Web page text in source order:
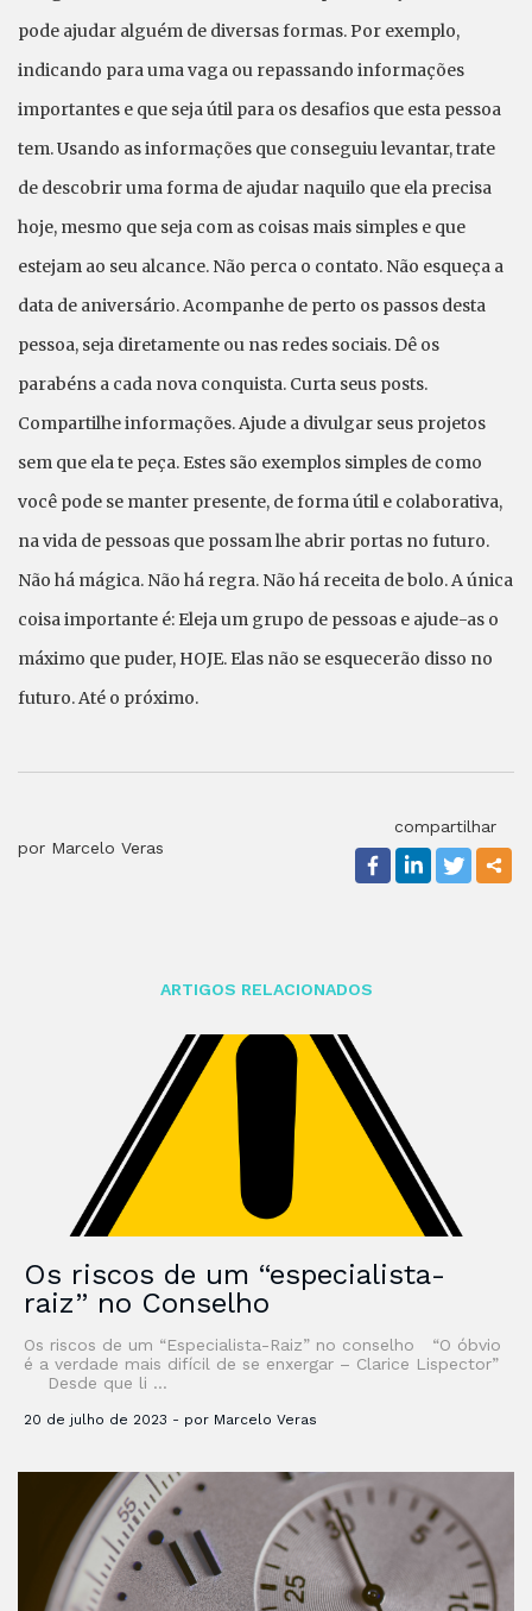
pode ajudar alguém de diversas formas. Por exemplo,
indicando para uma vaga ou repassando informações
importantes e que seja útil para os desafios que esta pessoa
tem. Usando as informações que conseguiu levantar, trate
de descobrir uma forma de ajudar naquilo que ela precisa
hoje, mesmo que seja com as coisas mais simples e que
estejam ao seu alcance. Não perca o contato. Não esqueça a
data de aniversário. Acompanhe de perto os passos desta
pessoa, seja diretamente ou nas redes sociais. Dê os
parabéns a cada nova conquista. Curta seus posts.
Compartilhe informações. Ajude a divulgar seus projetos
sem que ela te peça. Estes são exemplos simples de como
você pode se manter presente, de forma útil e colaborativa,
na vida de pessoas que possam lhe abrir portas no futuro.
Não há mágica. Não há regra. Não há receita de bolo. A única
coisa importante é: Eleja um grupo de pessoas e ajude-as o
máximo que puder, HOJE. Elas não se esquecerão disso no
futuro. Até o próximo.
por Marcelo Veras
compartilhar
ARTIGOS RELACIONADOS
Os riscos de um “especialista-
raiz” no Conselho
Os riscos de um “Especialista-Raiz” no conselho “O óbvio
é a verdade mais difícil de se enxergar – Clarice Lispector”
Desde que li …
20 de julho de 2023 - por Marcelo Veras